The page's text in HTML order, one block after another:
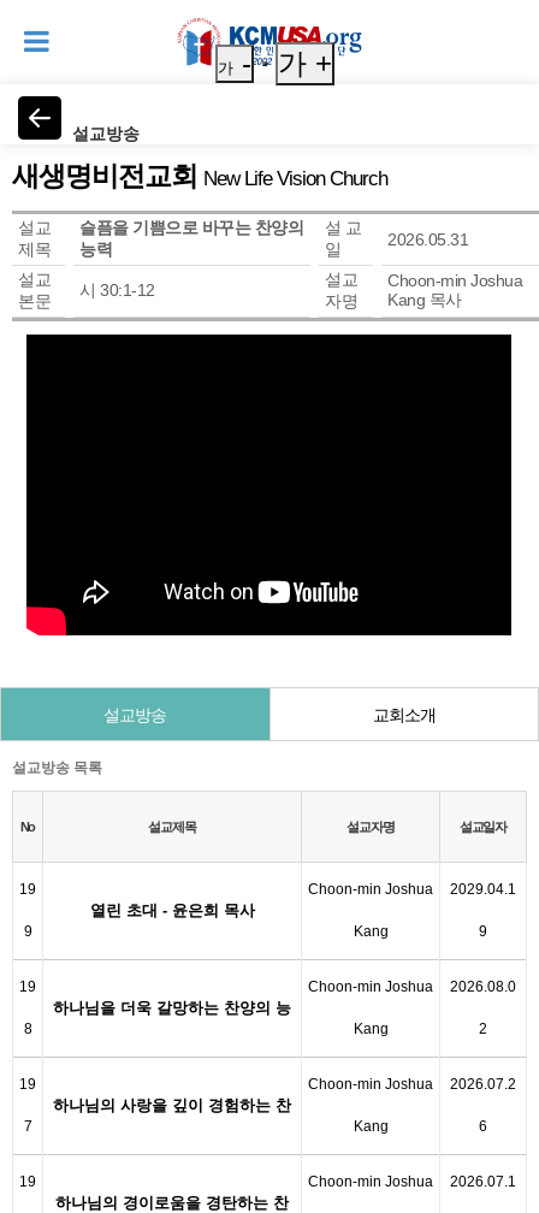
설교방송
가 - 가 +
새생명비전교회 New Life Vision Church
설교
제목
슬픔을 기쁨으로 바꾸는 찬양의
능력
설 교
일
2026.05.31
설교
본문
시 30:1-12
설교
자명
Choon-min Joshua
Kang 목사
설교방송 교회소개
설교방송 목록
No 설교제목 설교자명 설교일자
19
9
열린 초대 - 윤은희 목사
Choon-min Joshua
Kang
2029.04.1
9
19
8
하나님을 더욱 갈망하는 찬양의 능
Choon-min Joshua
Kang
2026.08.0
2
19
7
하나님의 사랑을 깊이 경험하는 찬
Choon-min Joshua
Kang
2026.07.2
6
19
하나님의 경이로움을 경탄하는 찬
Choon-min Joshua 2026.07.1